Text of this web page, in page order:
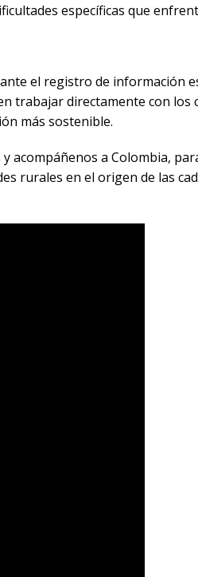
específicas que
el registro de información
trabajar directamente con los
más sostenible.
acompáñenos a Colombia,
rurales en el origen de las